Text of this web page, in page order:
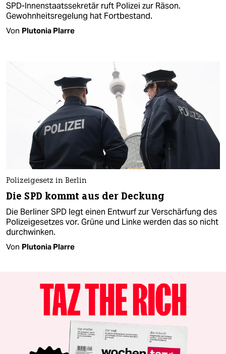
SPD-Innenstaatssekretär ruft Polizei zur Räson.
Gewohnheitsregelung hat Fortbestand.
Von Plutonia Plarre
Polizeigesetz in Berlin
Die SPD kommt aus der Deckung
Die Berliner SPD legt einen Entwurf zur Verschärfung des
Polizeigesetzes vor. Grüne und Linke werden das so nicht
durchwinken.
Von Plutonia Plarre